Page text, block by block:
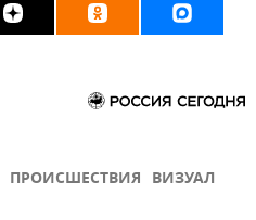
ПРОИСШЕСТВИЯ ВИЗУАЛ